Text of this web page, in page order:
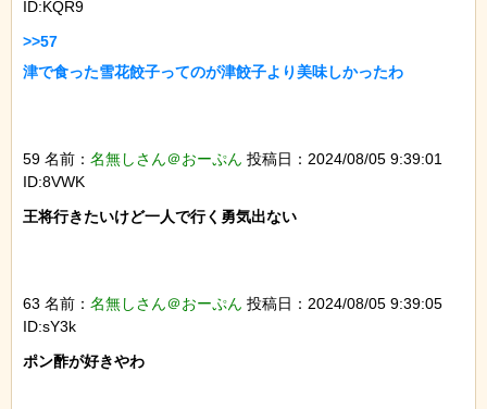
ID:KQR9
>>57
津で食った雪花餃子ってのが津餃子より美味しかったわ
59 名前： 名無しさん＠おーぷん 投稿日：2024/08/05 9:39:01
ID:8VWK
王将行きたいけど一人で行く勇気出ない
63 名前： 名無しさん＠おーぷん 投稿日：2024/08/05 9:39:05
ID:sY3k
ポン酢が好きやわ